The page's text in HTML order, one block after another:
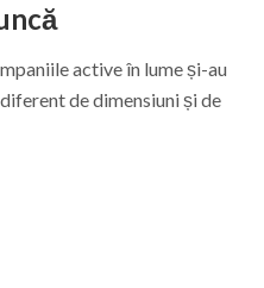
active în lume și-au
de dimensiuni și de